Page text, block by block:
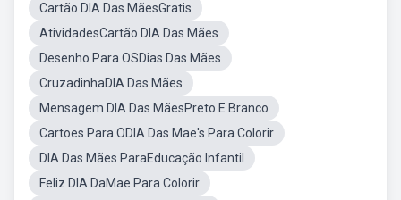
Cartão DIA Das MãesGratis
AtividadesCartão DIA Das Mães
Desenho Para OSDias Das Mães
CruzadinhaDIA Das Mães
Mensagem DIA Das MãesPreto E Branco
Cartoes Para ODIA Das Mae's Para Colorir
DIA Das Mães ParaEducação Infantil
Feliz DIA DaMae Para Colorir